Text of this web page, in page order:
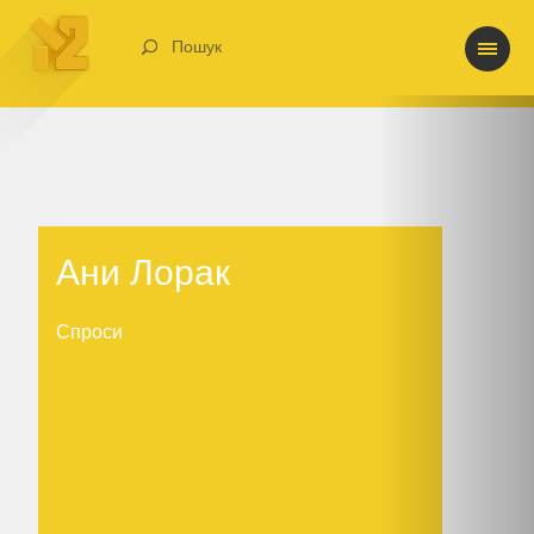
Пошук
Ани Лорак
Спроси